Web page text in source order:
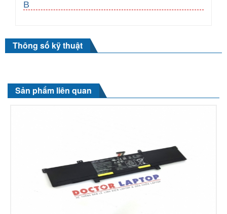
B
Thông số kỹ thuật
Sản phẩm liên quan